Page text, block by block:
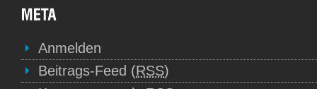
Anmelden
Beitrags-Feed (RSS)